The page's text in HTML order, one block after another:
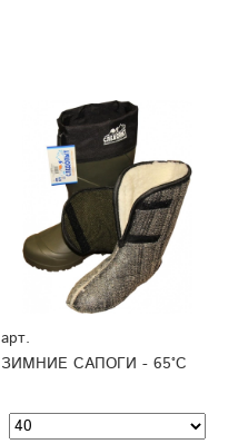
арт.
ЗИМНИЕ САПОГИ - 65°C